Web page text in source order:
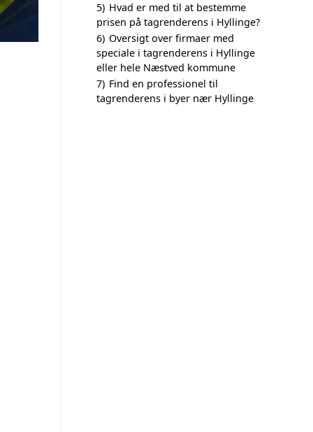
5) Hvad er med til at bestemme
prisen på tagrenderens i Hyllinge?
6) Oversigt over firmaer med
speciale i tagrenderens i Hyllinge
eller hele Næstved kommune
7) Find en professionel til
tagrenderens i byer nær Hyllinge